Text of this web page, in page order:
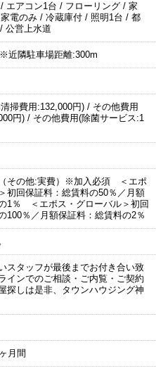
エアコン1台 / フローリング / 家
電のみ / 冷蔵庫付 / 照明1台 / 都
営上水道
近隣駐車場距離:300m
掃費用:132,000円) / その他費用
円) / その他費用(除菌サービス:1
その他:実費）※加入必須 ＜エポ
初回保証料：総賃料の50％／月額
1％ ＜エポス・グローバル＞初回
100％／月額保証料：総賃料の2％
タッフが最後までお付き合い致
ンでのご相談・ご内覧・ご契約
しは是非、タウンハウジング神
月間